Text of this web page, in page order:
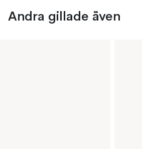
Andra gillade även